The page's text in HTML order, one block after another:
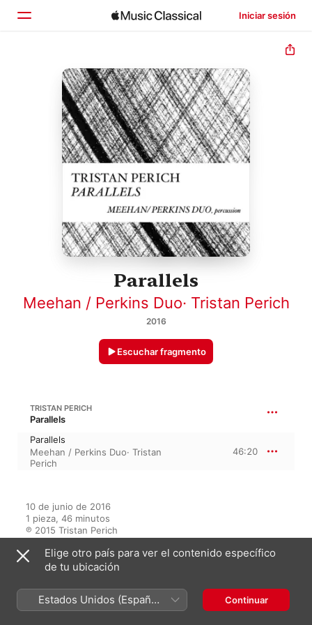
Iniciar sesión
Inicio
Explorar
Buscar
Parallels
Meehan / Perkins Duo· Tristan Perich
2016
Escuchar fragmento
TRISTAN PERICH
Parallels
Parallels
Meehan / Perkins Duo· Tristan
Perich
46:20
10 de junio de 2016
1 pieza, 46 minutos
℗ 2015 Tristan Perich
Elige otro país para ver el contenido específico
de tu ubicación
Estados Unidos (Español
México)
Continuar